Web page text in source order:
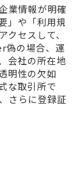
業情報が明確
」や「利用規
セスして、
偽の場合、運
会社の所在地
明性の欠如
な取引所で
さらに登録証